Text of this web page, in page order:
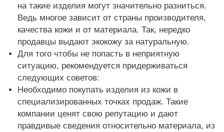
на такие изделия могут значительно разниться.
Ведь многое зависит от страны производителя,
качества кожи и от материала. Так, нередко
продавцы выдают экокожу за натуральную.
Для того чтобы не попасть в неприятную
ситуацию, рекомендуется придерживаться
следующих советов:
Необходимо покупать изделия из кожи в
специализированных точках продаж. Такие
компании ценят свою репутацию и дают
правдивые сведения относительно материала, из